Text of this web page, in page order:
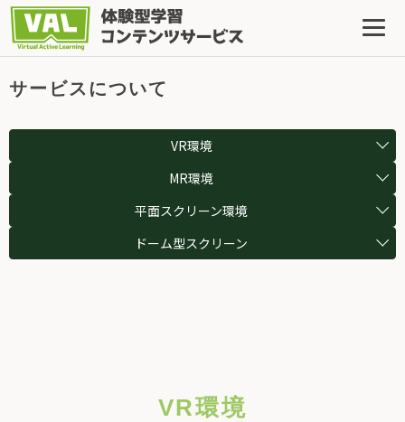
サービスについて
VR環境
MR環境
平面スクリーン環境
ドーム型スクリーン
VR環境